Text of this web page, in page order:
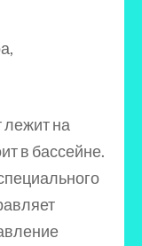
на
в бассейне.